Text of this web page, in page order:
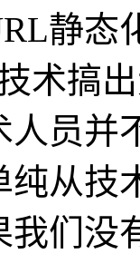
静态
术搞
人员并
纯从技
我们没